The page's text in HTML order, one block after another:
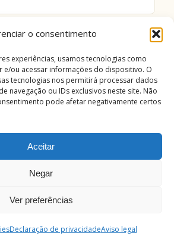
o consentimento
experiências, usamos tecnologias como
e/ou acessar informações do dispositivo. O
tecnologias nos permitirá processar dados
navegação ou IDs exclusivos neste site. Não
pode afetar negativamente certos
Aceitar
Negar
Ver preferências
Declaração de privacidadeAviso legal
neste navegador para a
eu comentar.
בְּרֵאשִׁית הָיָה הַדָּבָר
— Estudos de
O CURSO →